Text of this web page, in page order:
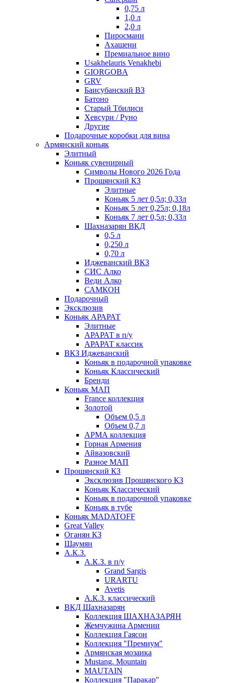
0,75 л
1,0 л
2,0 л
Пиросмани
Ахашени
Премиальное вино
Usakhelauris Venakhebi
GIORGOBA
GRV
Баисубанский ВЗ
Батоно
Старый Тбилиси
Хевсури / Руно
Другие
Подарочные коробки для вина
Армянский коньяк
Элитный
Коньяк сувенирный
Символы Нового 2026 Года
Прошянский КЗ
Элитные
Коньяк 5 лет 0,5л; 0,33л
Коньяк 5 лет 0,25л; 0,18л
Коньяк 7 лет 0,5л; 0,33л
Шахназарян ВКД
0,5 л
0,250 л
0,70 л
Иджеванский ВКЗ
СИС Алко
Веди Алко
САМКОН
Подарочный
Эксклюзив
Коньяк АРАРАТ
Элитные
АРАРАТ в п/у
АРАРАТ классик
ВКЗ Иджеванский
Коньяк в подарочной упаковке
Коньяк Классический
Бренди
Коньяк МАП
France коллекция
Золотой
Объем 0,5 л
Объем 0,7 л
АРМА коллекция
Горная Армения
Айвазовский
Разное МАП
Прошянский КЗ
Эксклюзив Прошянского КЗ
Коньяк Классический
Коньяк в подарочной упаковке
Коньяк в тубе
Коньяк MADATOFF
Great Valley
Оганян КЗ
Шаумян
А.К.З.
А.К.З. в п/у
Grand Sargis
URARTU
Avetis
А.К.З. классический
ВКД Шахназарян
Коллекция ШАХНАЗАРЯН
Жемчужина Армении
Коллекция Гаясон
Коллекция "Премиум"
Армянская мозаика
Mustang. Mountain
MAUTAIN
Коллекция "Паракар"